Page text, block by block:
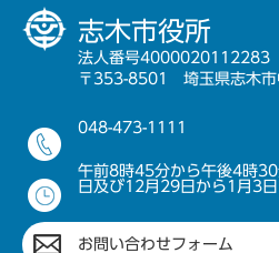
志木市役所
法人番号4000020112283
〒353-8501 埼玉県志木市
048-473-1111
午前8時45分から午後4時
日及び12月29日から1月3日
お問い合わせフォーム